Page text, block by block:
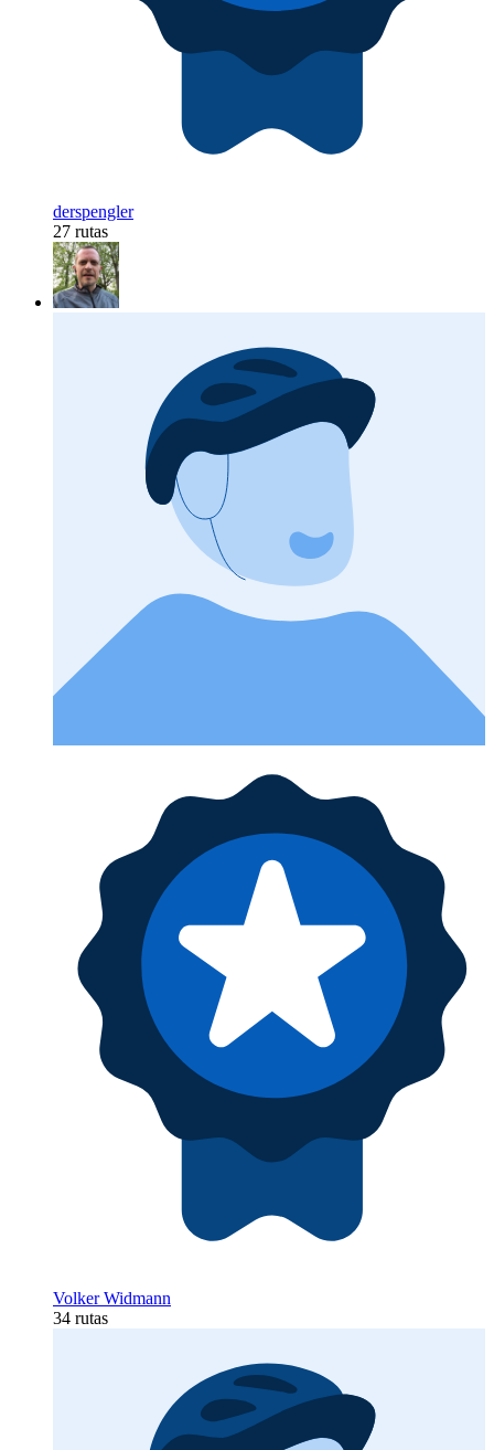
derspengler
27 rutas
Volker Widmann
34 rutas